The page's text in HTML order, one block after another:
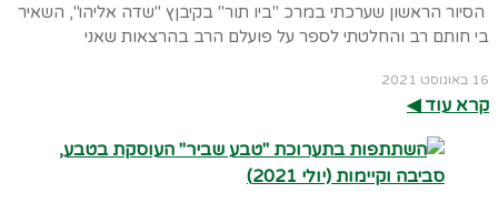
הסיור הראשון שערכתי במרכ "ביו תור" בקיבןץ "שדה אליהו", השאיר
בי חותם רב והחלטתי לספר על פועלם הרב בהרצאות שאני
16 באוגוסט 2021
קרא עוד ◀︎